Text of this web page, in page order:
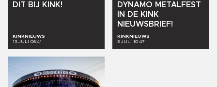
DIT BIJ KINK!
KINKNIEUWS
13 JULI 06:41
DYNAMO METALFEST
IN
DE KINK
NIEUWSBRIEF!
KINKNIEUWS
3 JULI 10:47